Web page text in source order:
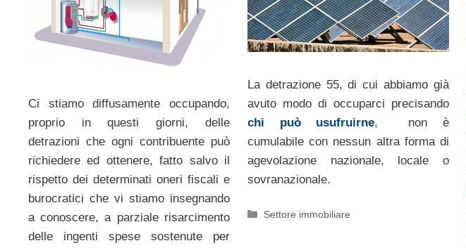
Ci stiamo diffusamente occupando,
proprio in questi giorni, delle
detrazioni che ogni contribuente può
richiedere ed ottenere, fatto salvo il
rispetto dei determinati oneri fiscali e
burocratici che vi stiamo insegnando
a conoscere, a parziale risarcimento
delle ingenti spese sostenute per
La detrazione 55, di cui abbiamo già
avuto modo di occuparci precisando
chi può usufruirne, non è
cumulabile con nessun altra forma di
agevolazione nazionale, locale o
sovranazionale.
Categorie
Settore immobiliare